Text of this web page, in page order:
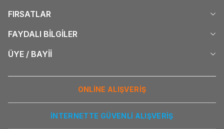
FIRSATLAR
FAYDALI BİLGİLER
ÜYE / BAYİİ
ONLİNE ALIŞVERİŞ
İNTERNETTE GÜVENLİ ALIŞVERİŞ